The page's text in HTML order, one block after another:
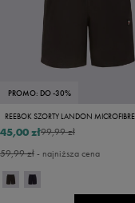
PROMO: DO -30%
REEBOK SZORTY LANDON
99,99 zł
45,00 zł
59,99 zł- najniższa cena